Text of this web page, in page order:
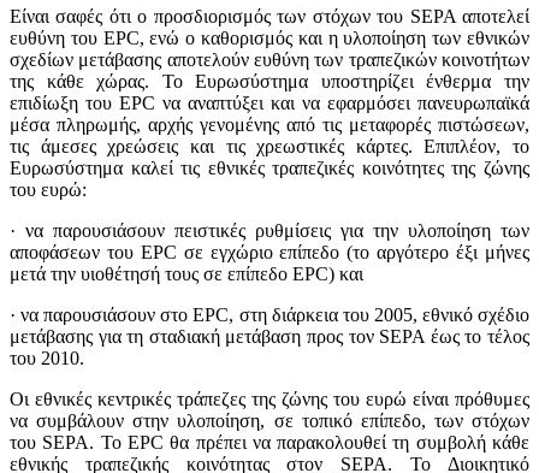
Είναι σαφές ότι ο προσδιορισμός των στόχων του SEPA αποτελεί
ευθύνη του EPC, ενώ ο καθορισμός και η υλοποίηση των εθνικών
σχεδίων μετάβασης αποτελούν ευθύνη των τραπεζικών κοινοτήτων
της κάθε χώρας. Το Ευρωσύστημα υποστηρίζει ένθερμα την
επιδίωξη του EPC να αναπτύξει και να εφαρμόσει πανευρωπαϊκά
μέσα πληρωμής, αρχής γενομένης από τις μεταφορές πιστώσεων,
τις άμεσες χρεώσεις και τις χρεωστικές κάρτες. Επιπλέον, το
Ευρωσύστημα καλεί τις εθνικές τραπεζικές κοινότητες της ζώνης
του ευρώ:
· να παρουσιάσουν πειστικές ρυθμίσεις για την υλοποίηση των
αποφάσεων του EPC σε εγχώριο επίπεδο (το αργότερο έξι μήνες
μετά την υιοθέτησή τους σε επίπεδο EPC) και
· να παρουσιάσουν στο EPC, στη διάρκεια του 2005, εθνικό σχέδιο
μετάβασης για τη σταδιακή μετάβαση προς τον SEPA έως το τέλος
του 2010.
Οι εθνικές κεντρικές τράπεζες της ζώνης του ευρώ είναι πρόθυμες
να συμβάλουν στην υλοποίηση, σε τοπικό επίπεδο, των στόχων
του SEPA. Το EPC θα πρέπει να παρακολουθεί τη συμβολή κάθε
εθνικής τραπεζικής κοινότητας στον SEPA. Το Διοικητικό